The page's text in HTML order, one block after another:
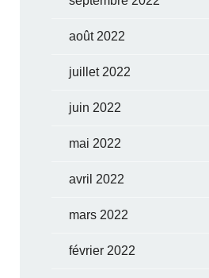
août 2022
juillet 2022
juin 2022
mai 2022
avril 2022
mars 2022
février 2022